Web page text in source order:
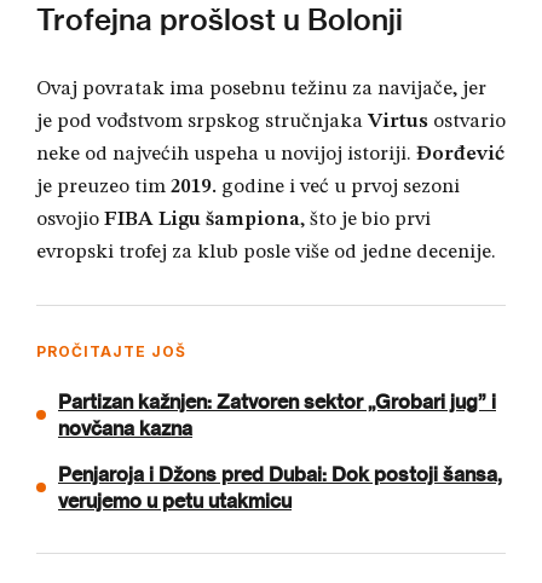
Trofejna prošlost u Bolonji
Ovaj povratak ima posebnu težinu za navijače, jer
je pod vođstvom srpskog stručnjaka Virtus ostvario
neke od najvećih uspeha u novijoj istoriji. Đorđević
je preuzeo tim 2019. godine i već u prvoj sezoni
osvojio FIBA Ligu šampiona, što je bio prvi
evropski trofej za klub posle više od jedne decenije.
PROČITAJTE JOŠ
Partizan kažnjen: Zatvoren sektor „Grobari jug” i
novčana kazna
Penjaroja i Džons pred Dubai: Dok postoji šansa,
verujemo u petu utakmicu